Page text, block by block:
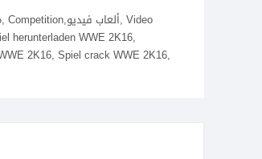
2K16, Spiel crack WWE 2K16,